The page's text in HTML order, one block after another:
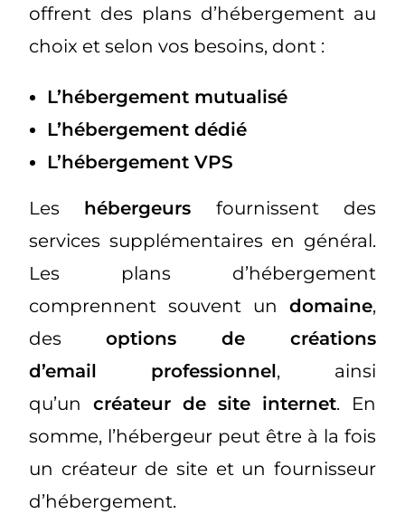
offrent des plans d’hébergement au
choix et selon vos besoins, dont :
L’hébergement mutualisé
L’hébergement dédié
L’hébergement VPS
Les hébergeurs fournissent des
services supplémentaires en général.
Les plans d’hébergement
comprennent souvent un domaine,
desoptions de créations
d’email
professionnel, ainsi
qu’un créateur de site internet. En
somme, l’hébergeur peut être à la fois
un créateur de site et un fournisseur
d’hébergement.